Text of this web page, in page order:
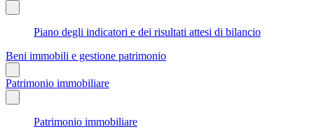
Piano degli indicatori e dei risultati attesi di bilancio
Beni immobili e gestione patrimonio
Patrimonio immobiliare
Patrimonio immobiliare